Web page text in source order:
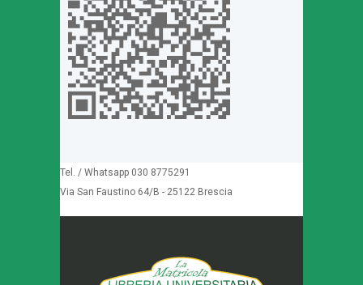
Tel. / Whatsapp 030 8775291
Via San Faustino 64/B - 25122 Brescia